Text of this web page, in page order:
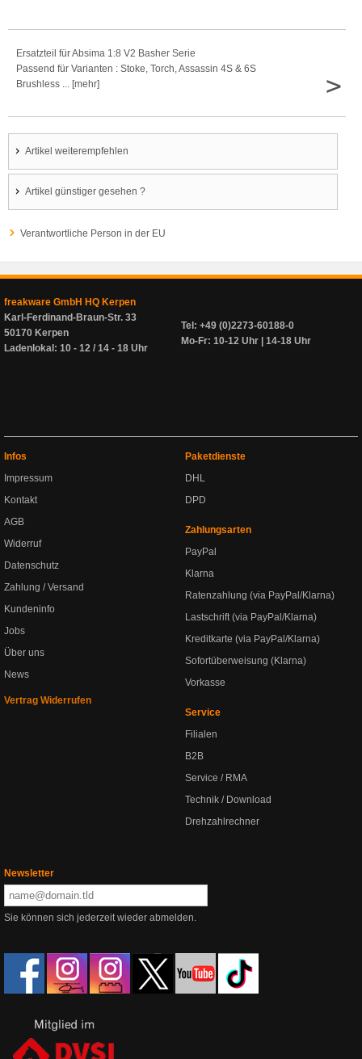
Ersatzteil für Absima 1:8 V2 Basher Serie
Passend für Varianten : Stoke, Torch, Assassin 4S & 6S
Brushless ... [mehr]
>
Artikel weiterempfehlen
Artikel günstiger gesehen ?
Verantwortliche Person in der EU
freakware GmbH HQ Kerpen
Karl-Ferdinand-Braun-Str. 33
50170 Kerpen
Ladenlokal: 10 - 12 / 14 - 18 Uhr
Tel: +49 (0)2273-60188-0
Mo-Fr: 10-12 Uhr | 14-18 Uhr
Infos
Impressum
Kontakt
AGB
Widerruf
Datenschutz
Zahlung / Versand
Kundeninfo
Jobs
Über uns
News
Vertrag Widerrufen
Paketdienste
DHL
DPD
Zahlungsarten
PayPal
Klarna
Ratenzahlung (via PayPal/Klarna)
Lastschrift (via PayPal/Klarna)
Kreditkarte (via PayPal/Klarna)
Sofortüberweisung (Klarna)
Vorkasse
Service
Filialen
B2B
Service / RMA
Technik / Download
Drehzahlrechner
Newsletter
Sie können sich jederzeit wieder abmelden.